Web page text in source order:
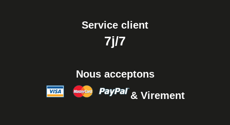
Service client
7j/7
Nous acceptons
& Virement